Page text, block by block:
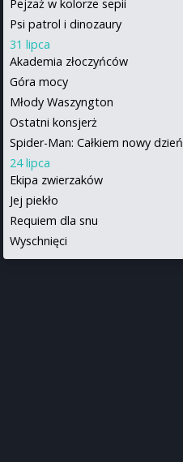
Pejzaż w kolorze sepii
Psi patrol i dinozaury
31 lipca
Akademia złoczyńców
Góra mocy
Młody Waszyngton
Ostatni konsjerż
Spider-Man: Całkiem nowy dzień
24 lipca
Ekipa zwierzaków
Jej piekło
Requiem dla snu
Wyschnięci